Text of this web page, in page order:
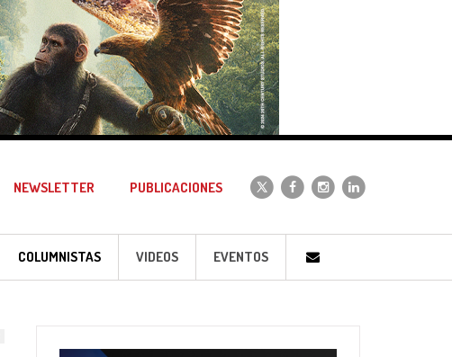
NEWSLETTER PUBLICACIONES
COLUMNISTAS VIDEOS EVENTOS